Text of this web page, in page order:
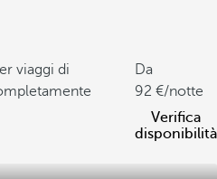
viaggi di
Da
92
/notte
Verifica
disponibilità